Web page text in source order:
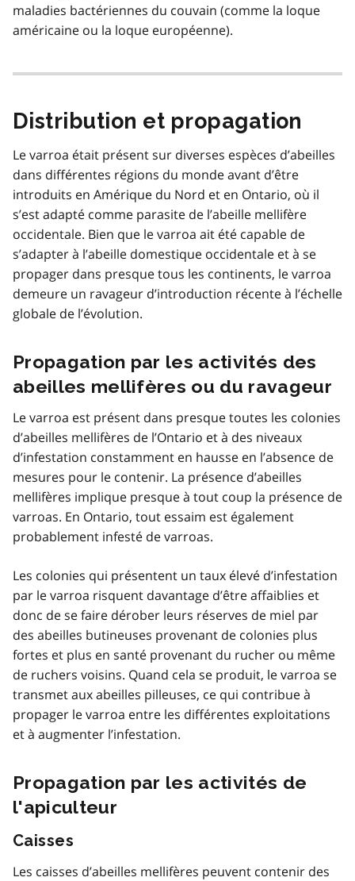
maladies bactériennes du couvain (comme la loque
américaine ou la loque européenne).
Distribution et propagation
Le varroa était présent sur diverses espèces d’abeilles
dans différentes régions du monde avant d’être
introduits en Amérique du Nord et en Ontario, où il
s’est adapté comme parasite de l’abeille mellifère
occidentale. Bien que le varroa ait été capable de
s’adapter à l’abeille domestique occidentale et à se
propager dans presque tous les continents, le varroa
demeure un ravageur d’introduction récente à l’échelle
globale de l’évolution.
Propagation par les activités des
abeilles mellifères ou du ravageur
Le varroa est présent dans presque toutes les colonies
d’abeilles mellifères de l’Ontario et à des niveaux
d’infestation constamment en hausse en l’absence de
mesures pour le contenir. La présence d’abeilles
mellifères implique presque à tout coup la présence de
varroas. En Ontario, tout essaim est également
probablement infesté de varroas.
Les colonies qui présentent un taux élevé d’infestation
par le varroa risquent davantage d’être affaiblies et
donc de se faire dérober leurs réserves de miel par
des abeilles butineuses provenant de colonies plus
fortes et plus en santé provenant du rucher ou même
de ruchers voisins. Quand cela se produit, le varroa se
transmet aux abeilles pilleuses, ce qui contribue à
propager le varroa entre les différentes exploitations
et à augmenter l’infestation.
Propagation par les activités de
l'apiculteur
Caisses
Les caisses d’abeilles mellifères peuvent contenir des